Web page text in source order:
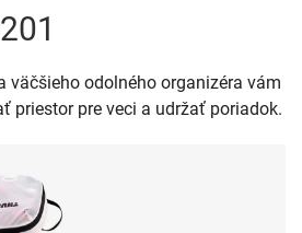
väčšieho odolného organizéra vám
priestor pre veci a udržať poriadok.